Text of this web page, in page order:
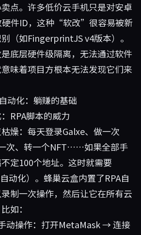
点。许多低价云手机只是对安卓
件ID，这种“软改”很容易被新
（如FingerprintJS v4版本）。
底层硬件级隔离，无法通过软件
味着项目方根本无法发现它们来
动化：躺赚的基础
RPA脚本的威力
燥：每天登录Galxe、做一次
次、转一个NFT……如果全部手
定100个地址。这时就需要
动化）。蜂巢云盒内置了RPA自
制一次操作，然后让它在所有云
如：
动操作：打开MetaMask → 连接